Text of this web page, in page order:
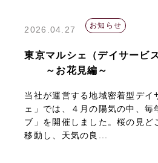
2026.04.27 お知らせ
東京マルシェ（デイサ
～お花見編～
当社が運営する地域密着型デイ
ェ」では、４月の陽気の中、毎
ブ」を開催しました。桜の見ど
移動し、天気の良...